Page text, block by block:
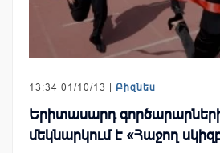
13:34 01/10/13 | Բիզնես
Երիտասարդ
մեկնարկում է «Հաջող